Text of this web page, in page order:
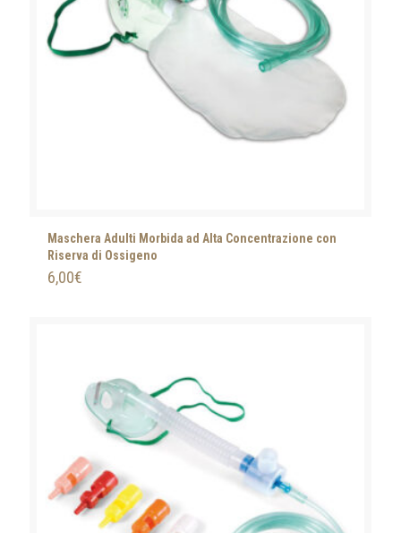
Maschera Adulti Morbida ad Alta Concentrazione con
Riserva di Ossigeno
6,00€